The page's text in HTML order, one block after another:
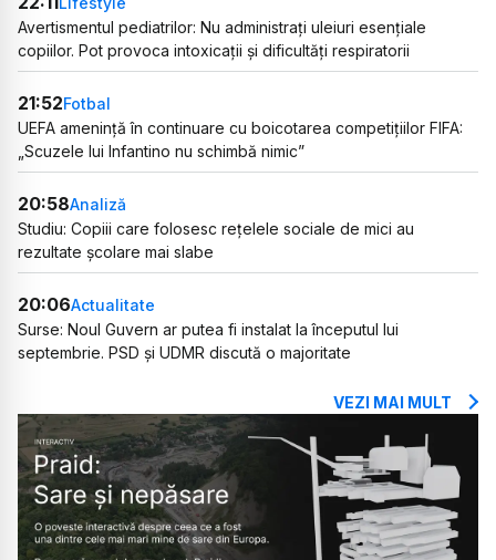
Avertismentul pediatrilor: Nu administrați uleiuri esențiale
copiilor. Pot provoca intoxicații și dificultăți respiratorii
21:52Fotbal
UEFA amenință în continuare cu boicotarea competițiilor FIFA:
„Scuzele lui Infantino nu schimbă nimic”
20:58Analiză
Studiu: Copiii care folosesc rețelele sociale de mici au
rezultate școlare mai slabe
20:06Actualitate
Surse: Noul Guvern ar putea fi instalat la începutul lui
septembrie. PSD și UDMR discută o majoritate
VEZI MAI MULT